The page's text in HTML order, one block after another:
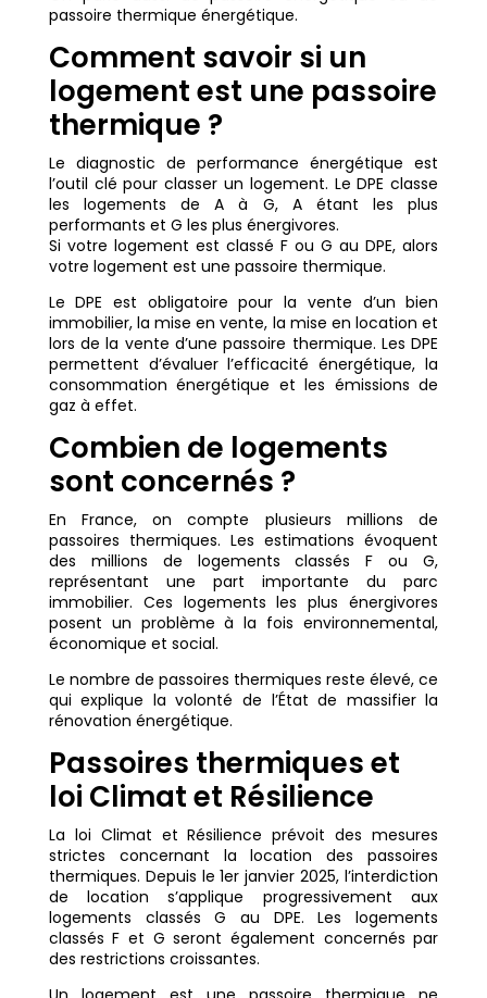
passoire thermique énergétique.
Comment savoir si un
logement est une passoire
thermique ?
Le diagnostic de performance énergétique est
l’outil clé pour classer un logement. Le DPE classe
les logements de A à G, A étant les plus
performants et G les plus énergivores.
Si votre logement est classé F ou G au DPE, alors
votre logement est une passoire thermique.
Le DPE est obligatoire pour la vente d’un bien
immobilier, la mise en vente, la mise en location et
lors de la vente d’une passoire thermique. Les DPE
permettent d’évaluer l’efficacité énergétique, la
consommation énergétique et les émissions de
gaz à effet.
Combien de logements
sont concernés ?
En France, on compte plusieurs millions de
passoires thermiques. Les estimations évoquent
des millions de logements classés F ou G,
représentant une part importante du parc
immobilier. Ces logements les plus énergivores
posent un problème à la fois environnemental,
économique et social.
Le nombre de passoires thermiques reste élevé, ce
qui explique la volonté de l’État de massifier la
rénovation énergétique.
Passoires thermiques et
loi Climat et Résilience
La loi Climat et Résilience prévoit des mesures
strictes concernant la location des passoires
thermiques. Depuis le 1er janvier 2025, l’interdiction
de location s’applique progressivement aux
logements classés G au DPE. Les logements
classés F et G seront également concernés par
des restrictions croissantes.